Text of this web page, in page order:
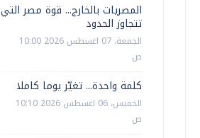
المصريات بالخارج... قوة مصر التي
تتجاوز الحدود
الجمعة، 07 اغسطس 2026 10:00
ص
كلمة واحدة... تغيّر يوما كاملا
الخميس، 06 اغسطس 2026 10:10
ص